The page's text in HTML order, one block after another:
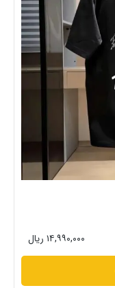
۱۴,۹۹۰,۰۰۰ ریال